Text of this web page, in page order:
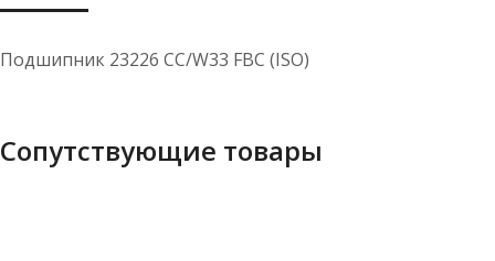
Подшипник 23226 CC/W33 FBC (ISO)
Сопутствующие товары